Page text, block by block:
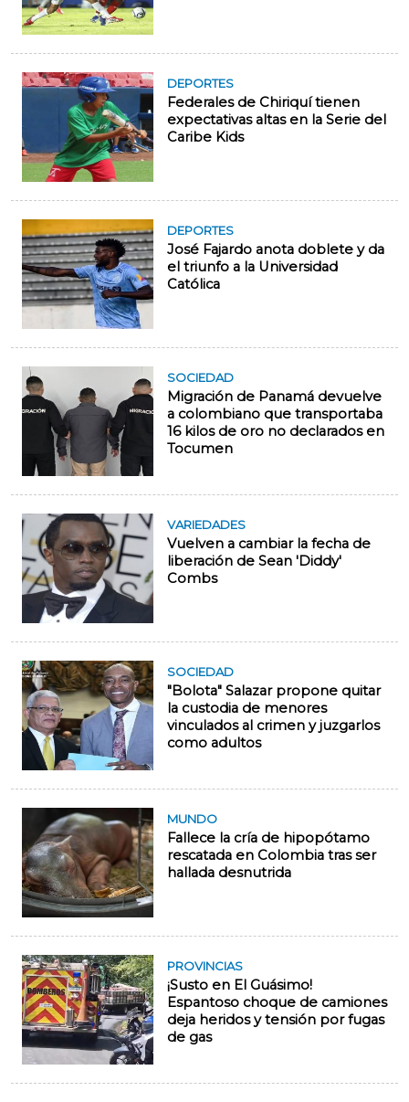
DEPORTES
Federales de Chiriquí tienen
expectativas altas en la Serie del
Caribe Kids
DEPORTES
José Fajardo anota doblete y da
el triunfo a la Universidad
Católica
SOCIEDAD
Migración de Panamá devuelve
a colombiano que transportaba
16 kilos de oro no declarados en
Tocumen
VARIEDADES
Vuelven a cambiar la fecha de
liberación de Sean 'Diddy'
Combs
SOCIEDAD
"Bolota" Salazar propone quitar
la custodia de menores
vinculados al crimen y juzgarlos
como adultos
MUNDO
Fallece la cría de hipopótamo
rescatada en Colombia tras ser
hallada desnutrida
PROVINCIAS
¡Susto en El Guásimo!
Espantoso choque de camiones
deja heridos y tensión por fugas
de gas